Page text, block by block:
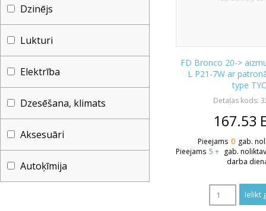
Dzinējs
Lukturi
Elektrība
Dzesēšana, klimats
Aksesuāri
Autoķīmija
FD Bronco 20->
L P21-7W ar
type
Detaļas kods:
167.53
Pieejams 0 gab.
Pieejams 5 + gab.
darba